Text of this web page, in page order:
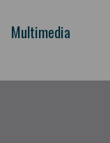
Multimedia